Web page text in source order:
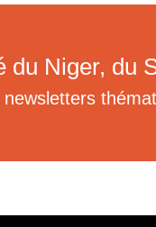
du Niger, du